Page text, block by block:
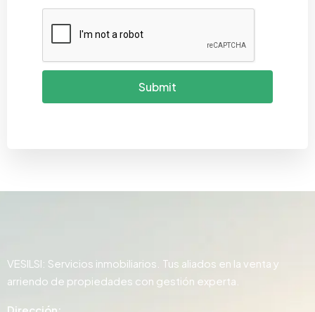
Submit
VESILSI: Servicios inmobiliarios. Tus aliados en la venta y
arriendo de propiedades con gestión experta.